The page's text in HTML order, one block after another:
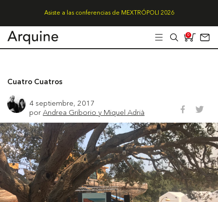
Asiste a las conferencias de MEXTRÓPOLI 2026
0
Cuatro Cuatros
4 septiembre, 2017
por Andrea Griborio y Miquel Adrià